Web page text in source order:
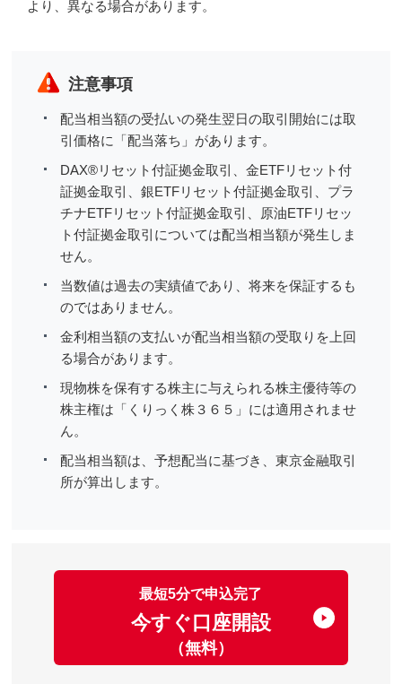
より、異なる場合があります。
注意事項
配当相当額の受払いの発生翌日の取引開始には取
引価格に「配当落ち」があります。
DAX®リセット付証拠金取引、金ETFリセット付
証拠金取引、銀ETFリセット付証拠金取引、プラ
チナETFリセット付証拠金取引、原油ETFリセッ
ト付証拠金取引については配当相当額が発生しま
せん。
当数値は過去の実績値であり、将来を保証するも
のではありません。
金利相当額の支払いが配当相当額の受取りを上回
る場合があります。
現物株を保有する株主に与えられる株主優待等の
株主権は「くりっく株３６５」には適用されませ
ん。
配当相当額は、予想配当に基づき、東京金融取引
所が算出します。
最短5分で申込完了
今すぐ口座開設
（無料）